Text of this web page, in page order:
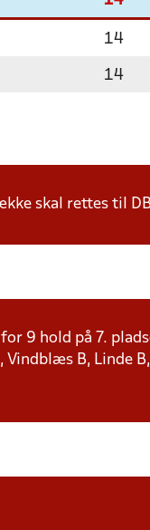
14
14
skal rettes til
9 hold på 7.
Vindblæs B, Linde